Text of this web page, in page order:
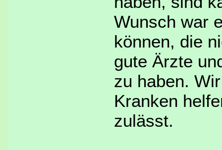
Wunsch war
können, die
gute Ärzte
zu haben.
Kranken
zulässt.